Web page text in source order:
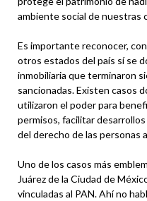
ambiente social de nuestras
Es importante reconocer,
otros estados del país sí se
inmobiliaria que terminaron
sancionadas. Existen casos
utilizaron el poder para
permisos, facilitar
del derecho de las personas
Uno de los casos más
Juárez de la Ciudad de
vinculadas al PAN. Ahí no